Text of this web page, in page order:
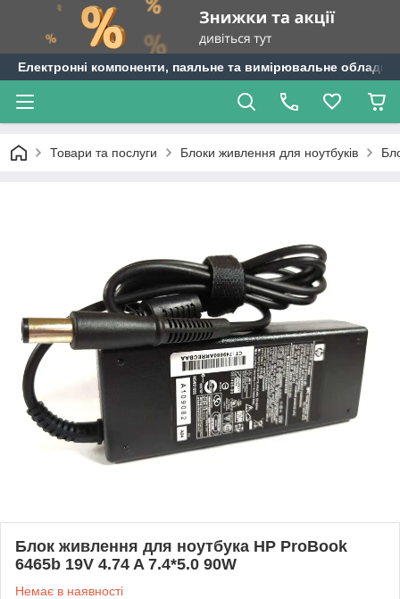
Електронні компоненти, паяльне та вимірювальне
Товари та послуги Блоки живлення для ноутбуків
Блок живлення для ноутбука HP ProBook
6465b 19V 4.74 A 7.4*5.0 90W
Немає в наявності